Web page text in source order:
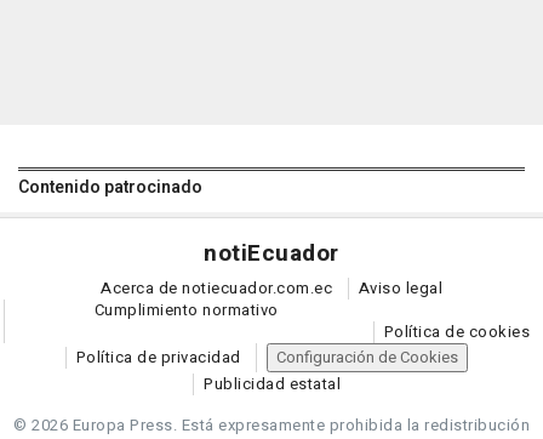
Contenido patrocinado
notiEcuador
Acerca de notiecuador.com.ec
Aviso legal
Cumplimiento normativo
Política de cookies
Política de privacidad
Configuración de Cookies
Publicidad estatal
© 2026 Europa Press. Está expresamente prohibida la redistribución